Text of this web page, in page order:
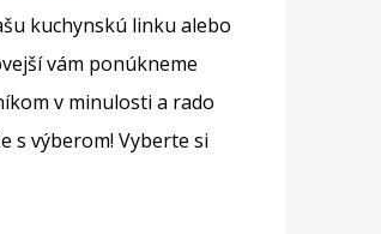
kuchynskú linku alebo
vám ponúkneme
v minulosti a rado
s výberom! Vyberte si